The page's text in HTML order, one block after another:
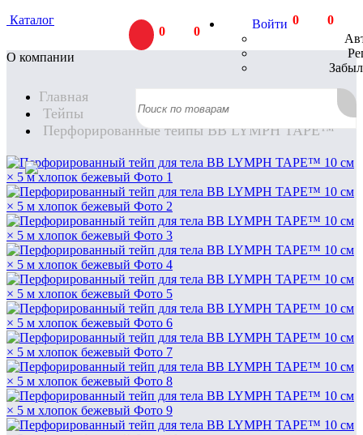
Войти 0 0
Каталог
0
0 Р
Главная
Тейпы
Перфорированные тейпы BB LYMPH TAPE™
О компании